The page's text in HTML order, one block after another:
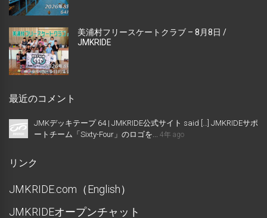
美浦村フリースケートクラブ – 8月8日 /
JMKRIDE
最近のコメント
JMKデッキテープ 64 | JMKRIDE公式サイト said […] JMKRIDEサポ
ートチーム「Sixty-Four」のロゴを...
4年 ago
リンク
JMKRIDE.com（English）
JMKRIDEオープンチャット